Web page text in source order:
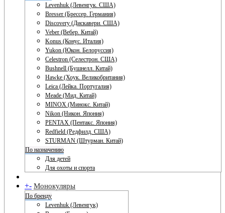
Levenhuk (Левенгук. США)
Bresser (Брессер. Германия)
Discovery (Дискавери. США)
Veber (Вебер. Китай)
Konus (Конус. Италия)
Yukon (Юкон. Белоруссия)
Celestron (Селестрон. США)
Bushnell (Бушнелл. Китай)
Hawke (Хоук. Великобритания)
Leica (Лейка. Португалия)
Meade (Мид. Китай)
MINOX (Минокс. Китай)
Nikon (Никон. Япония)
PENTAX (Пентакс. Япония)
Redfield (Редфилд. США)
STURMAN (Штурман. Китай)
По назначению
Для детей
Для охоты и спорта
+- Монокуляры
По бренду
Levenhuk (Левенгук)